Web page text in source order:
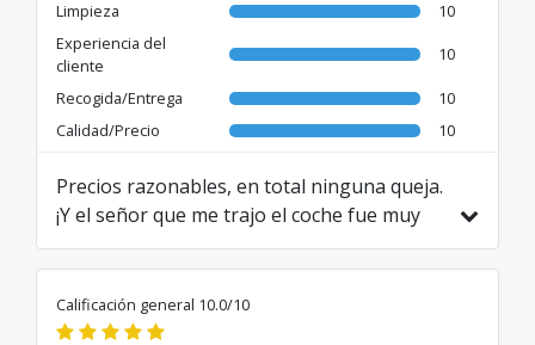
Limpieza
10
Experiencia del
cliente
10
Recogida/Entrega
10
Calidad/Precio
10
Precios razonables, en total ninguna queja.
¡Y el señor que me trajo el coche fue muy
amable!
Traducido de RO por AI
Calificación general 10.0/10